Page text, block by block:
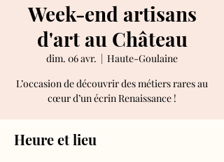
Week-end artisans
d'art au Château
dim. 06 avr.
  |
Haute-Goulaine
L’occasion de découvrir des métiers rares au
cœur d’un écrin Renaissance !
Heure et lieu